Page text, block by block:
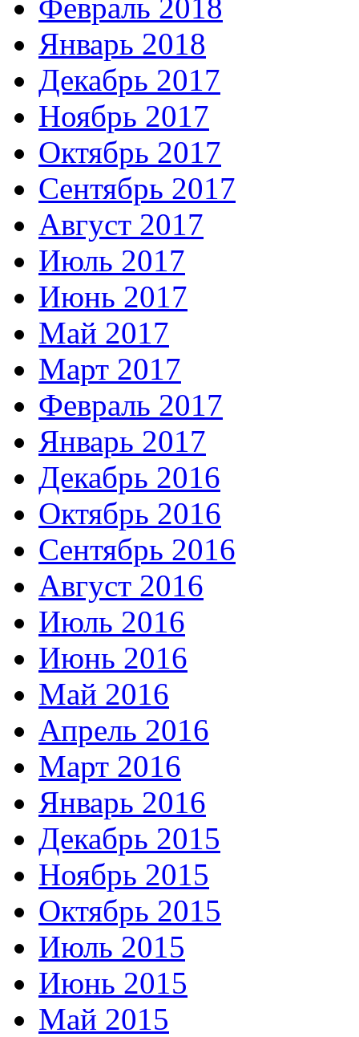
Февраль 2018
Январь 2018
Декабрь 2017
Ноябрь 2017
Октябрь 2017
Сентябрь 2017
Август 2017
Июль 2017
Июнь 2017
Май 2017
Март 2017
Февраль 2017
Январь 2017
Декабрь 2016
Октябрь 2016
Сентябрь 2016
Август 2016
Июль 2016
Июнь 2016
Май 2016
Апрель 2016
Март 2016
Январь 2016
Декабрь 2015
Ноябрь 2015
Октябрь 2015
Июль 2015
Июнь 2015
Май 2015